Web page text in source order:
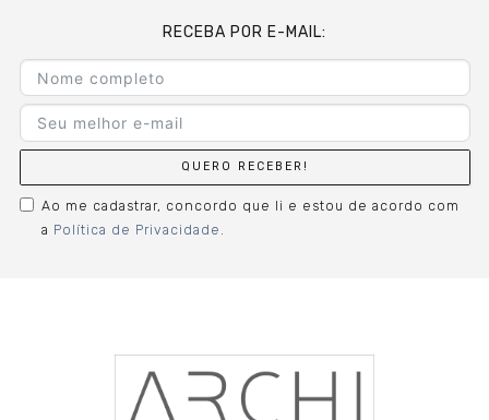
RECEBA POR E-MAIL:
QUERO RECEBER!
Ao me cadastrar, concordo que li e estou de acordo com
a Política de Privacidade